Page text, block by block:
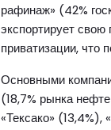
рафинаж» (42%
экспортирует
приватизации, что
Основными
(18,7% рынка
«Тексако» (13,4%),